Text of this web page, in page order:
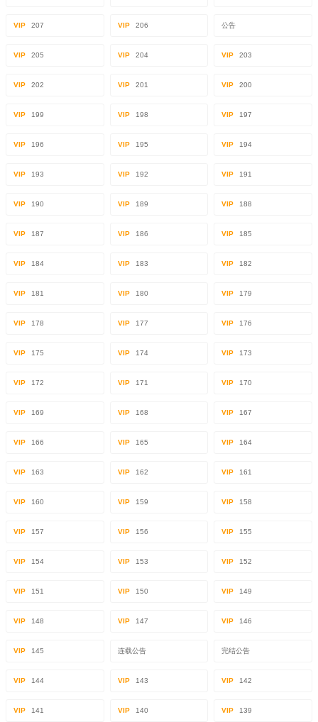
VIP 207 VIP 206 公告
VIP 205 VIP 204 VIP 203
VIP 202 VIP 201 VIP 200
VIP 199 VIP 198 VIP 197
VIP 196 VIP 195 VIP 194
VIP 193 VIP 192 VIP 191
VIP 190 VIP 189 VIP 188
VIP 187 VIP 186 VIP 185
VIP 184 VIP 183 VIP 182
VIP 181 VIP 180 VIP 179
VIP 178 VIP 177 VIP 176
VIP 175 VIP 174 VIP 173
VIP 172 VIP 171 VIP 170
VIP 169 VIP 168 VIP 167
VIP 166 VIP 165 VIP 164
VIP 163 VIP 162 VIP 161
VIP 160 VIP 159 VIP 158
VIP 157 VIP 156 VIP 155
VIP 154 VIP 153 VIP 152
VIP 151 VIP 150 VIP 149
VIP 148 VIP 147 VIP 146
VIP 145 连载公告 完结公告
VIP 144 VIP 143 VIP 142
VIP 141 VIP 140 VIP 139